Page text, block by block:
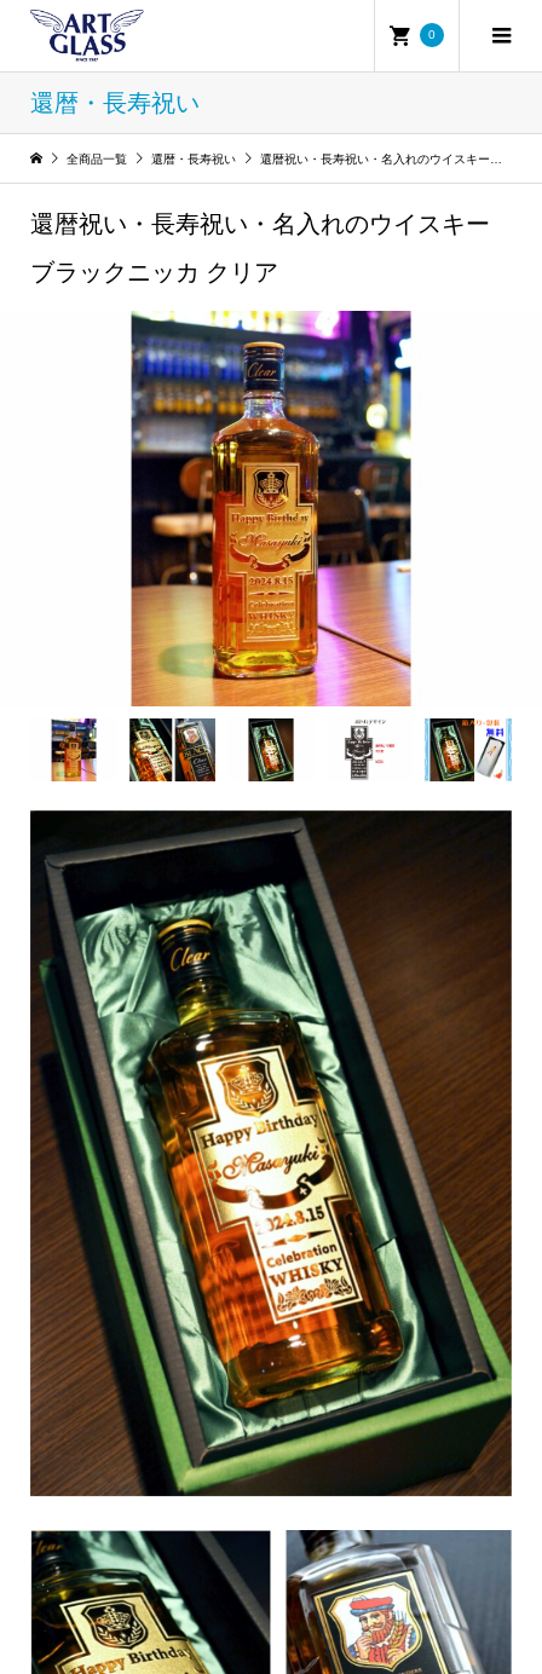
0
還暦・長寿祝い
全商品一覧 還暦・長寿祝い 還暦祝い・長寿祝い・名入れのウイスキーブラックニッカ クリア
還暦祝い・長寿祝い・名入れのウイスキー
ブラックニッカ クリア